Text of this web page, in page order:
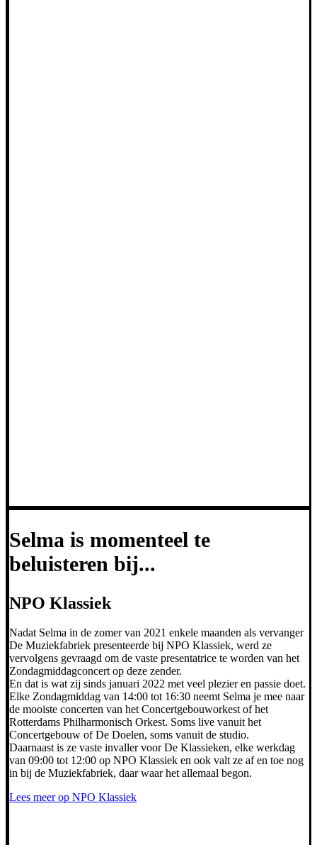
Selma is momenteel te
beluisteren bij...
NPO Klassiek
Nadat Selma in de zomer van 2021 enkele maanden als vervanger
De Muziekfabriek presenteerde bij NPO Klassiek, werd ze
vervolgens gevraagd om de vaste presentatrice te worden van het
Zondagmiddagconcert op deze zender.
En dat is wat zij sinds januari 2022 met veel plezier en passie doet.
Elke Zondagmiddag van 14:00 tot 16:30 neemt Selma je mee naar
de mooiste concerten van het Concertgebouworkest of het
Rotterdams Philharmonisch Orkest. Soms live vanuit het
Concertgebouw of De Doelen, soms vanuit de studio.
Daarnaast is ze vaste invaller voor De Klassieken, elke werkdag
van 09:00 tot 12:00 op NPO Klassiek en ook valt ze af en toe nog
in bij de Muziekfabriek, daar waar het allemaal begon.
Lees meer op NPO Klassiek